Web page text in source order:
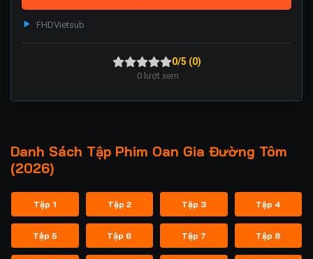
FHDVietsub
0/5 (0)
0 lượt xem
Danh Sách Tập Phim Oan Gia Đường Tôm
(2026)
Tập 1 Tập 2 Tập 3 Tập 4
Tập 5 Tập 6 Tập 7 Tập 8